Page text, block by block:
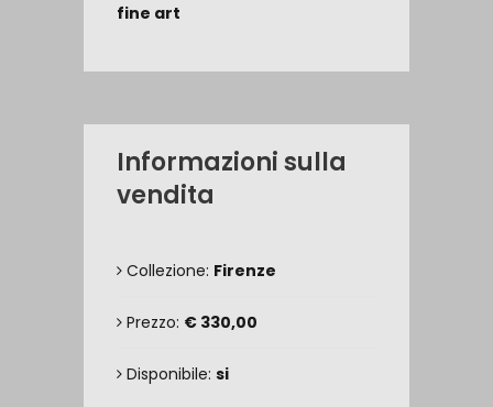
fine art
Informazioni sulla
vendita
Collezione: Firenze
Prezzo: € 330,00
Disponibile: si